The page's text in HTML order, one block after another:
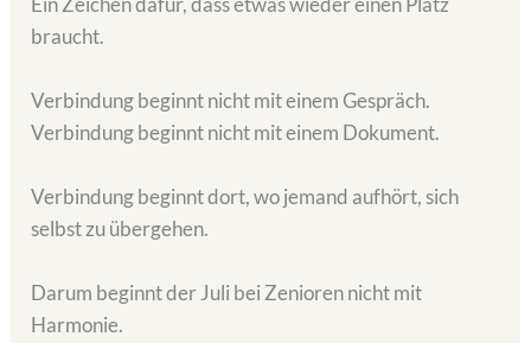
braucht.
Verbindung beginnt nicht mit einem Gespräch.
Verbindung beginnt nicht mit einem Dokument.
Verbindung beginnt dort, wo jemand aufhört, sich
selbst zu übergehen.
Darum beginnt der Juli bei Zenioren nicht mit
Harmonie.